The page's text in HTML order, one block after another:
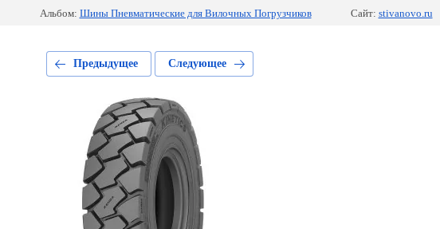
Альбом: Шины Пневматические для Вилочных Погрузчиков Сайт: stivanovo.ru
Предыдущее Следующее